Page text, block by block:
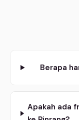
Berapa
Apakah ada